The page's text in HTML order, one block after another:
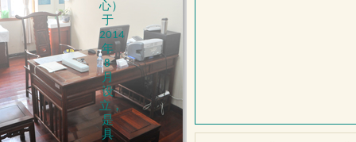
心）
于
2014
年
8
月
设
立，
是
具